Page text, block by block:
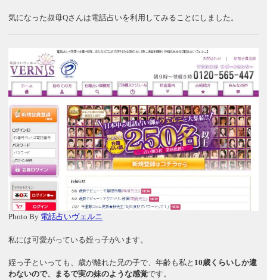
気になった叔母Qさんは電話占いを利用してみることにしました。
Photo By 電話占いヴェルニ
私には可愛がっている姪っ子がいます。
姪っ子といっても、歳が離れた兄の子で、年齢も私と 10歳くらいしか違
わないので、まるで実の妹のような感覚です。